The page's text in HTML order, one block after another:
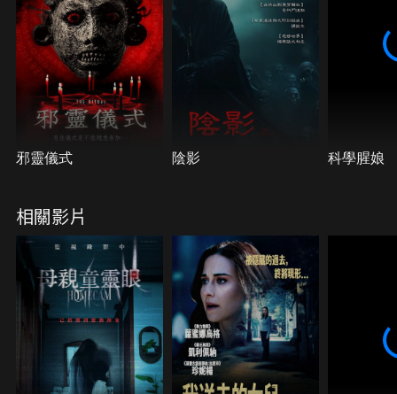
邪靈儀式 陰影 科學腥娘
相關影片